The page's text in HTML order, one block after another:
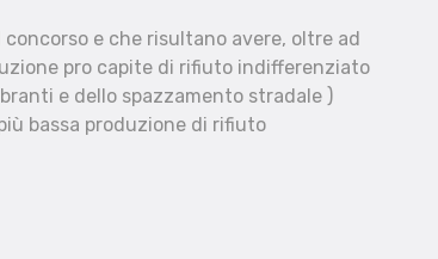
e che risultano avere, oltre ad
pro capite di rifiuto indifferenziato
e dello spazzamento stradale )
bassa produzione di rifiuto